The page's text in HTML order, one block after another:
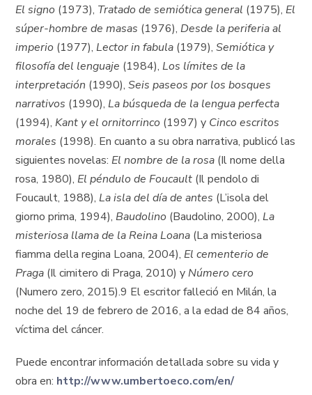
El signo (1973), Tratado de semiótica general (1975),El
súper-hombre de masas (1976),Desde la periferia al
imperio (1977),Lector in fabula (1979),Semiótica y
filosofía del lenguaje (1984),Los límites de la
interpretación (1990),Seis paseos por los bosques
narrativos (1990),La búsqueda de la lengua perfecta
(1994),Kant y el ornitorrinco (1997) y Cinco escritos
morales (1998). En cuanto a su obra narrativa, publicó las
siguientes novelas:El nombre de la rosa (Il nome della
rosa, 1980),El péndulo de Foucault (Il pendolo di
Foucault, 1988),La isla del día de antes (L’isola del
giorno prima, 1994),Baudolino (Baudolino, 2000),La
misteriosa llama de la Reina Loana (La misteriosa
fiamma della regina Loana, 2004),El cementerio de
Praga (Il cimitero di Praga, 2010) yNúmero cero
(Numero zero, 2015).9 El escritor falleció en Milán, la
noche del 19 de febrero de 2016, a la edad de 84 años,
víctima del cáncer.
Puede encontrar información detallada sobre su vida y
obra en: http://www.umbertoeco.com/en/